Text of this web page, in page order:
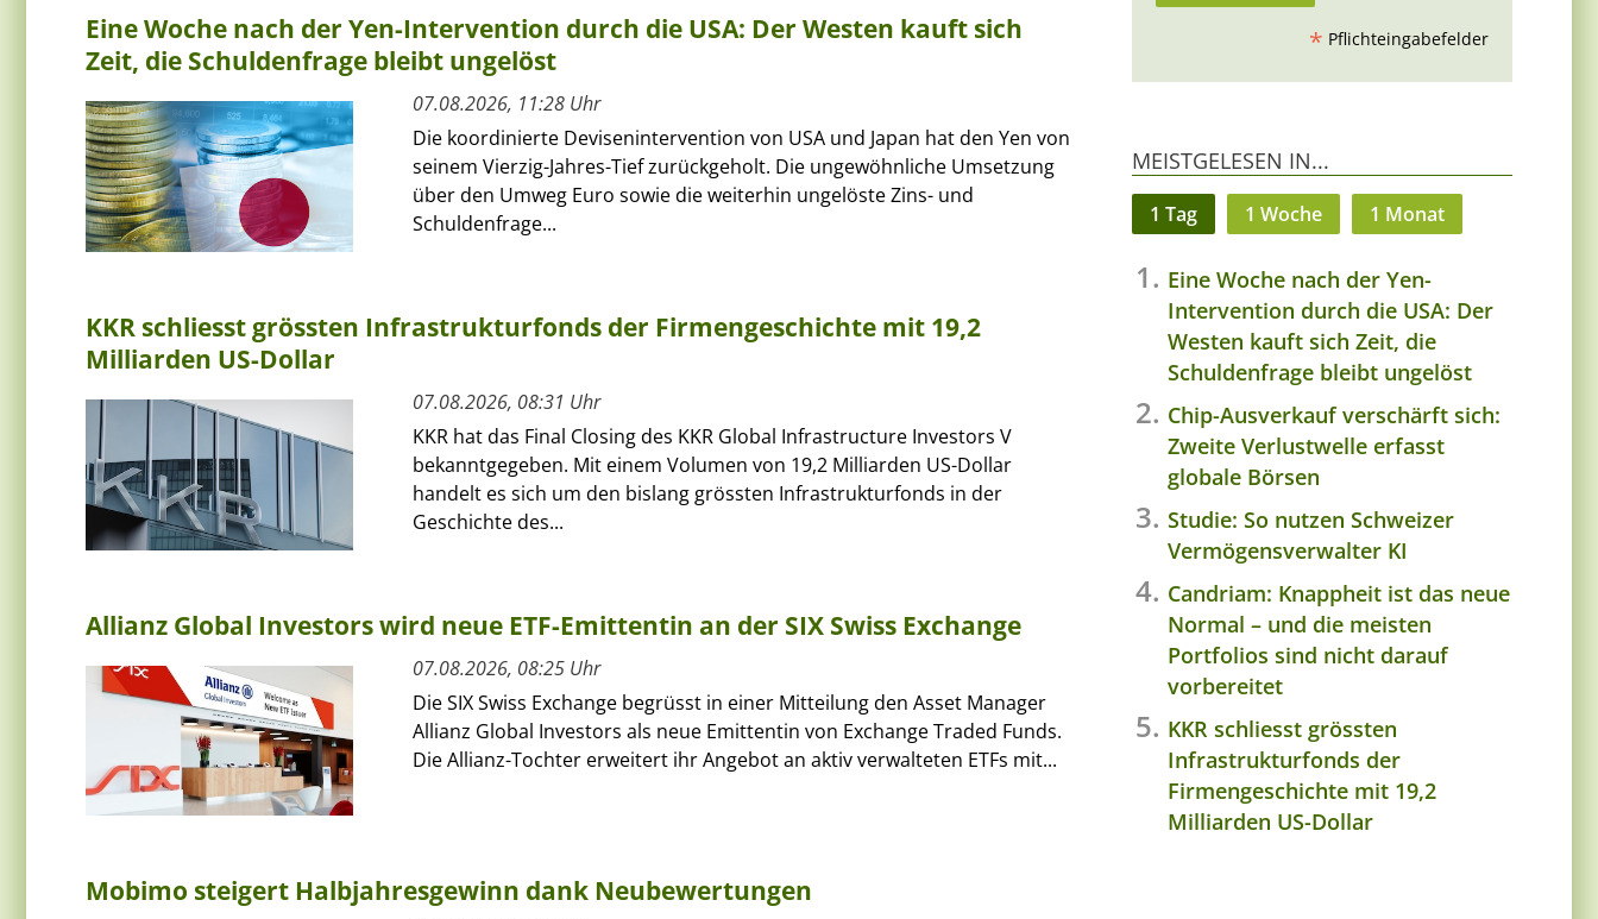
Eine Woche nach der Yen-Intervention durch die USA: Der Westen kauft sich
Zeit, die Schuldenfrage bleibt ungelöst
07.08.2026, 11:28 Uhr
Die koordinierte Devisenintervention von USA und Japan hat den Yen von
seinem Vierzig-Jahres-Tief zurückgeholt. Die ungewöhnliche Umsetzung
über den Umweg Euro sowie die weiterhin ungelöste Zins- und
Schuldenfrage...
KKR schliesst grössten Infrastrukturfonds der Firmengeschichte mit 19,2
Milliarden US-Dollar
07.08.2026, 08:31 Uhr
KKR hat das Final Closing des KKR Global Infrastructure Investors V
bekanntgegeben. Mit einem Volumen von 19,2 Milliarden US-Dollar
handelt es sich um den bislang grössten Infrastrukturfonds in der
Geschichte des...
Allianz Global Investors wird neue ETF-Emittentin an der SIX Swiss Exchange
07.08.2026, 08:25 Uhr
Die SIX Swiss Exchange begrüsst in einer Mitteilung den Asset Manager
Allianz Global Investors als neue Emittentin von Exchange Traded Funds.
Die Allianz-Tochter erweitert ihr Angebot an aktiv verwalteten ETFs mit...
Mobimo steigert Halbjahresgewinn dank Neubewertungen
* Pflichteingabefelder
MEISTGELESEN IN...
1 Tag 1 Woche 1 Monat
Eine Woche nach der Yen-
Intervention durch die USA: Der
Westen kauft sich Zeit, die
Schuldenfrage bleibt ungelöst
Chip-Ausverkauf verschärft sich:
Zweite Verlustwelle erfasst
globale Börsen
Studie: So nutzen Schweizer
Vermögensverwalter KI
Candriam: Knappheit ist das neue
Normal – und die meisten
Portfolios sind nicht darauf
vorbereitet
KKR schliesst grössten
Infrastrukturfonds der
Firmengeschichte mit 19,2
Milliarden US-Dollar